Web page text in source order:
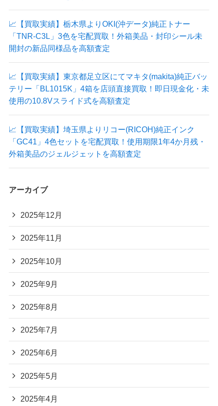
📈【買取実績】栃木県よりOKI(沖データ)純正トナー
「TNR-C3L」3色を宅配買取！外箱美品・封印シール未
開封の新品同様品を高額査定
📈【買取実績】東京都足立区にてマキタ(makita)純正バッ
テリー「BL1015K」4箱を店頭直接買取！即日現金化・未
使用の10.8Vスライド式を高額査定
📈【買取実績】埼玉県よりリコー(RICOH)純正インク
「GC41」4色セットを宅配買取！使用期限1年4か月残・
外箱美品のジェルジェットを高額査定
アーカイブ
2025年12月
2025年11月
2025年10月
2025年9月
2025年8月
2025年7月
2025年6月
2025年5月
2025年4月